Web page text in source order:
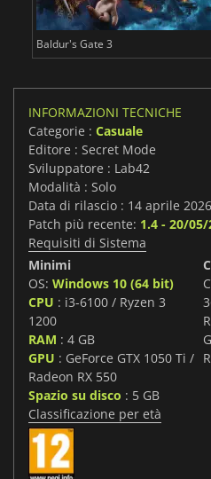
Baldur's Gate 3
INFORMAZIONI TECNICHE
Categorie : Casuale
Editore : Secret Mode
Sviluppatore : Lab42
Modalità : Solo
Data di rilascio : 14 aprile 2026
Patch più recente: 1.4 - 20/05/
Requisiti di Sistema
Minimi
OS: Windows 10 (64 bit)
CPU : i3-6100 / Ryzen 3
1200
RAM : 4 GB
GPU : GeForce GTX 1050 Ti /
Radeon RX 550
Spazio su disco : 5 GB
Classificazione per età